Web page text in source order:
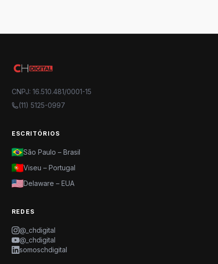
CNPJ: 16.510.481/0001-15
(11) 5125-0997
ESCRITÓRIOS
São Paulo – Brasil
Viseu – Portugal
Delaware – EUA
REDES
@_chdigital
@_chdigital
somoschdigital